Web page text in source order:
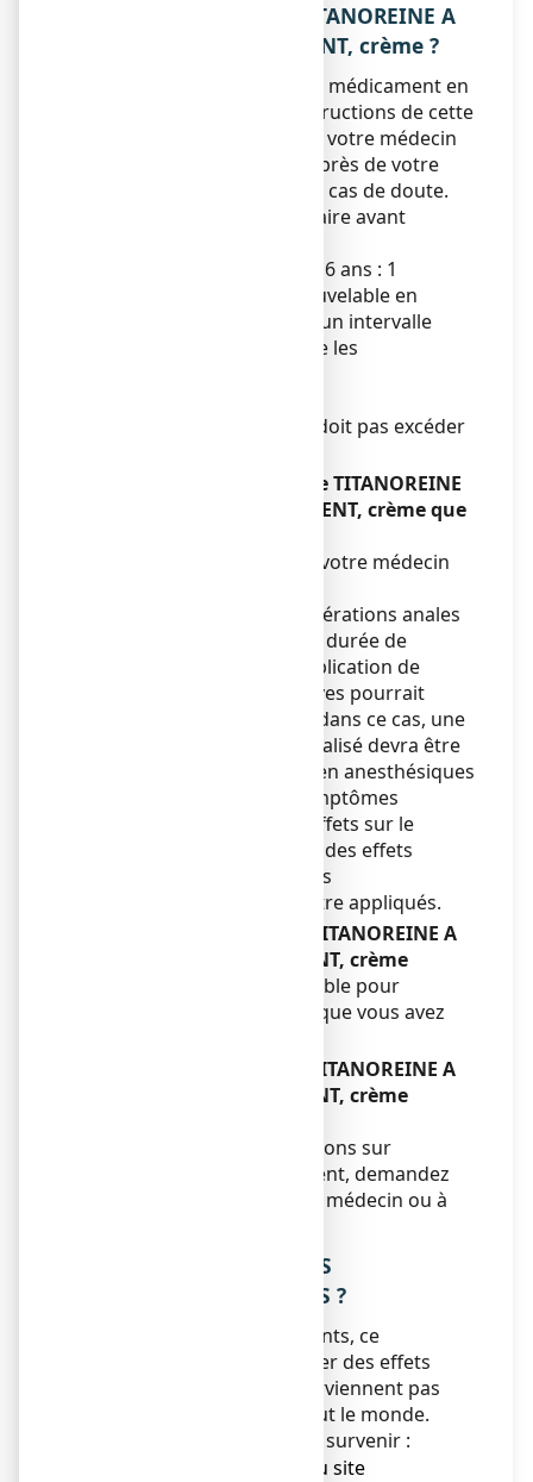
3. COMMENT UTILISER TITANOREINE A
LA LIDOCAINE 2 POUR CENT, crème ?
Veillez à toujours utiliser ce médicament en
suivant exactement les instructions de cette
notice ou les indications de votre médecin
ou pharmacien. Vérifiez auprès de votre
médecin ou pharmacien en cas de doute.
Un avis médical est nécessaire avant
Adulte et enfant de plus de 6 ans : 1
application (0,5 à 2 g) renouvelable en
fonction des besoins, avec un intervalle
minimum de 3 heures entre les
La durée de traitement ne doit pas excéder
Si vous avez utilisé plus de TITANOREINE
A LA LIDOCAINE 2 POUR CENT, crème que
Consultez immédiatement votre médecin
Des cas exceptionnels d’ulcérations anales
ont été rapportés avec une durée de
traitement prolongée. L’application de
doses extrêmement massives pourrait
conduire à un surdosage ; dans ce cas, une
surveillance en milieu spécialisé devra être
maintenue. Un surdosage en anesthésiques
locaux peut induire des symptômes
systémiques tels que des effets sur le
système nerveux central et des effets
cardiaques. Des traitements
symptomatiques doivent être appliqués.
Si vous oubliez d’utiliser TITANOREINE A
LA LIDOCAINE 2 POUR CENT, crème
Ne prenez pas de dose double pour
compenser la dose simple que vous avez
Si vous arrêtez d’utiliser TITANOREINE A
LA LIDOCAINE 2 POUR CENT, crème
Si vous avez d’autres questions sur
l’utilisation de ce médicament, demandez
plus d’informations à votre médecin ou à
4. QUELS SONT LES EFFETS
INDESIRABLES EVENTUELS ?
Comme tous les médicaments, ce
médicament peut provoquer des effets
indésirables, mais ils ne surviennent pas
systématiquement chez tout le monde.
Les effets suivants peuvent survenir :
● Réactions au niveau du site